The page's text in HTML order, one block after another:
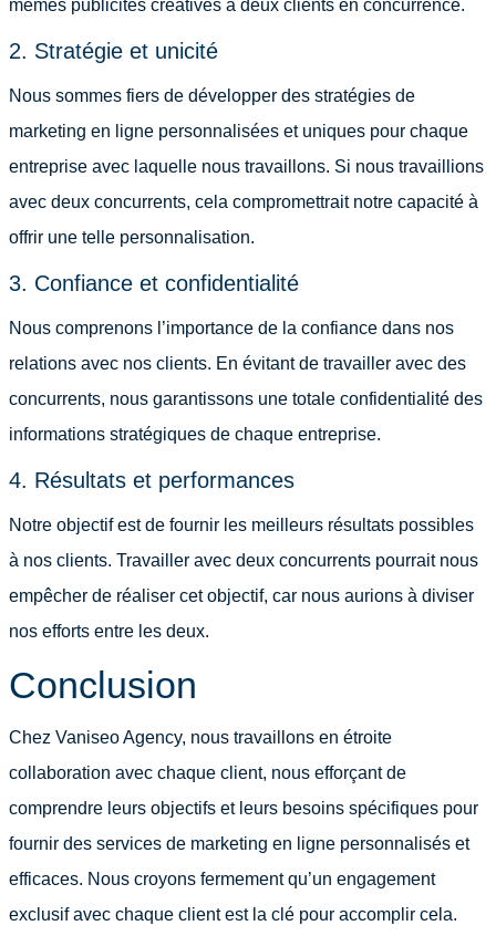
mêmes publicités créatives à deux clients en concurrence.
2. Stratégie et unicité
Nous sommes fiers de développer des stratégies de
marketing en ligne personnalisées et uniques pour chaque
entreprise avec laquelle nous travaillons. Si nous travaillions
avec deux concurrents, cela compromettrait notre capacité à
offrir une telle personnalisation.
3. Confiance et confidentialité
Nous comprenons l’importance de la confiance dans nos
relations avec nos clients. En évitant de travailler avec des
concurrents, nous garantissons une totale confidentialité des
informations stratégiques de chaque entreprise.
4. Résultats et performances
Notre objectif est de fournir les meilleurs résultats possibles
à nos clients. Travailler avec deux concurrents pourrait nous
empêcher de réaliser cet objectif, car nous aurions à diviser
nos efforts entre les deux.
Conclusion
Chez Vaniseo Agency, nous travaillons en étroite
collaboration avec chaque client, nous efforçant de
comprendre leurs objectifs et leurs besoins spécifiques pour
fournir des services de marketing en ligne personnalisés et
efficaces. Nous croyons fermement qu’un engagement
exclusif avec chaque client est la clé pour accomplir cela.